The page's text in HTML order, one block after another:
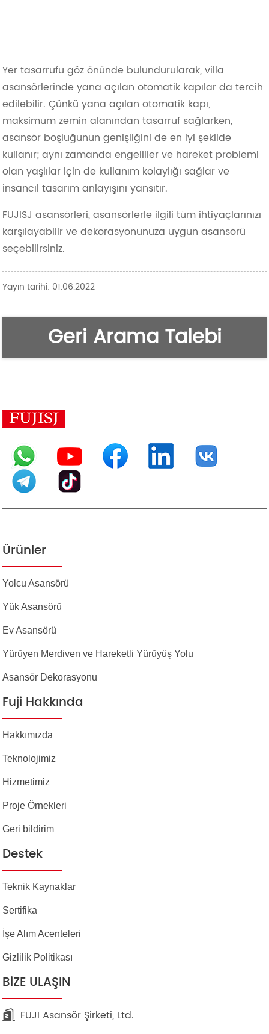
Yer tasarrufu göz önünde bulundurularak, villa
asansörlerinde yana açılan otomatik kapılar da tercih
edilebilir. Çünkü yana açılan otomatik kapı,
maksimum zemin alanından tasarruf sağlarken,
asansör boşluğunun genişliğini de en iyi şekilde
kullanır; aynı zamanda engelliler ve hareket problemi
olan yaşlılar için de kullanım kolaylığı sağlar ve
insancıl tasarım anlayışını yansıtır.
FUJISJ asansörleri, asansörlerle ilgili tüm ihtiyaçlarınızı
karşılayabilir ve dekorasyonunuza uygun asansörü
seçebilirsiniz.
Yayın tarihi: 01.06.2022
Geri Arama Talebi
Ürünler
Yolcu Asansörü
Yük Asansörü
Ev Asansörü
Yürüyen Merdiven ve Hareketli Yürüyüş Yolu
Asansör Dekorasyonu
Fuji Hakkında
Hakkımızda
Teknolojimiz
Hizmetimiz
Proje Örnekleri
Geri bildirim
Destek
Teknik Kaynaklar
Sertifika
İşe Alım Acenteleri
Gizlilik Politikası
BIZE ULAŞIN
FUJI Asansör Şirketi, Ltd.